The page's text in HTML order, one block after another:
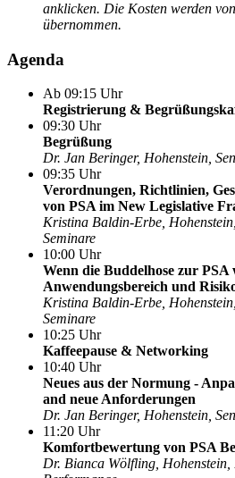
anklicken. Die Kosten werden
übernommen.
Agenda
Ab 09:15 Uhr
Registrierung &
09:30 Uhr
Begrüßung
Dr. Jan Beringer, Hohenstein,
09:35 Uhr
Verordnungen, Richtlinien,
von PSA im New Legislative
Kristina Baldin-Erbe,
Seminare
10:00 Uhr
Wenn die Buddelhose zur PSA
Anwendungsbereich und
Kristina Baldin-Erbe,
Seminare
10:25 Uhr
Kaffeepause & Networking
10:40 Uhr
Neues aus der Normung -
and neue Anforderungen ​
Dr. Jan Beringer, Hohenstein,
11:20 Uhr
Komfortbewertung von PSA
Dr. Bianca Wölfling,